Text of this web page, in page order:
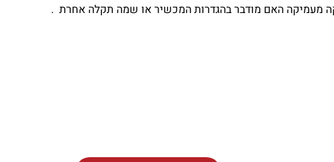
מעמיקה האם מודבר בהגדרות המכשיר או שמה תקלה אחרת .